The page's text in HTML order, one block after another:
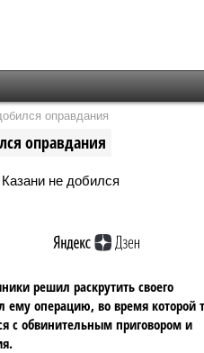
оправдания
оправдания
решил раскрутить своего
ему операцию, во время которой
с обвинительным приговором и